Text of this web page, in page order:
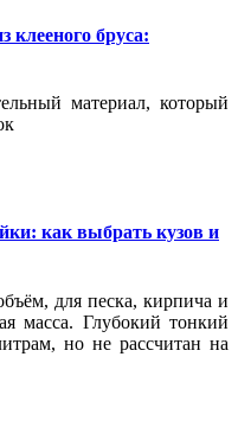
клееного бруса:
материал, который
как выбрать кузов и
для песка, кирпича и
масса. Глубокий тонкий
но не рассчитан на